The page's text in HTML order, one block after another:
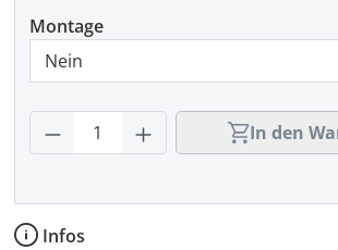
Montage
Produkt Anzahl: Gib den
In den
Infos